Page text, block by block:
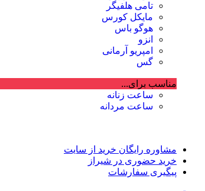
تامی هلفیگر
مایکل کورس
هوگو باس
انزو
امپریو آرمانی
گس
مناسب برای...
ساعت زنانه
ساعت مردانه
مشاوره رایگان خرید از سایت
خرید حضوری در شیراز
پیگیری سفارشات